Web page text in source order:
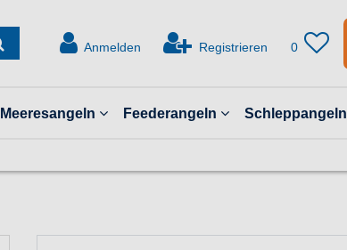
Anmelden Registrieren 0
Meeresangeln Feederangeln Schleppangeln